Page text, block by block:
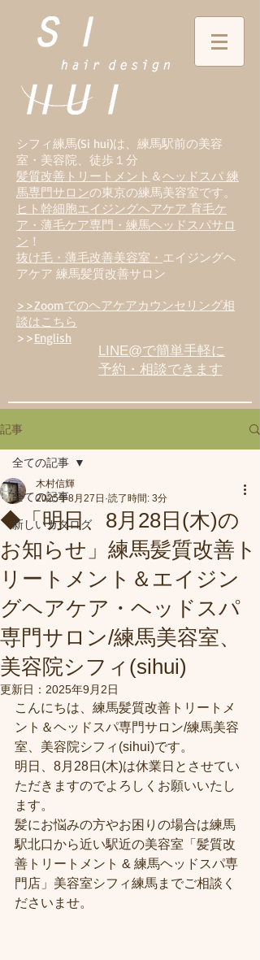
シフィ練馬(Si hui)は、 練馬駅前の美容
室・美容院、徒歩１分
髪質改善トリートメント ＆ヘッドスパ 練
馬専門サロンの東京の練馬美容室です。
ヒト幹細胞エイジングヘアケア 育毛ケ
ア・薄毛ケア専門・練馬ヘッドスパサロ
ン ！
抜け毛・薄毛改善美容室・ エイジングヘ
アケア 練馬髪質改善サロン
>>Zoomでのヘアケアカウンセリング相
談はこちら
>>English
LINE@で簡単手軽に
予約・相談できます
記事
全ての記事
新しいカタログ
全ての記事
◆「明日、8月28日(木)の
お知らせ」練馬髪質改善ト
リートメント＆エイジン
グヘアケア・ヘッドスパ
専門サロン/練馬美容室、
美容院シフィ(sihui)
木村信輝
2025年8月27日 読了時間: 3分
更新日： 2025年9月2日
こんにちは、練馬髪質改善トリートメ
ント＆ヘッドスパ専門サロン/練馬美容
室、美容院シフィ(sihui)です。
明日、8月28日(木)は休業日とさせてい
ただきますのでよろしくお願いいたし
ます。
髪にお悩みの方やお困りの場合は練馬
駅北口から近い駅近の美容室「髪質改
善トリートメント & 練馬ヘッドスパ専
門店」美容室シフィ練馬までご相談く
ださいませ。